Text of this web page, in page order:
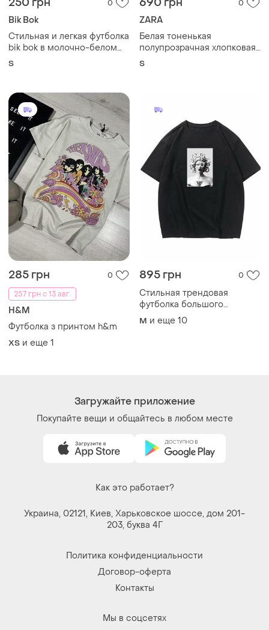
285 грн
0
257 грн с 13 авг.
H&M
Футболка з принтом h&m
ХS и еще
895 грн
Стильная трендовая
футболка большого
Загружайте приложение
Покупайте вещи и общайтесь в любом месте
Как это работает?
Украина, 02121, Киев, Харьковское шоссе, дом 201-
203, буква 4Г
Политика конфиденциальности
Контакты
© 2026Shafa.ua